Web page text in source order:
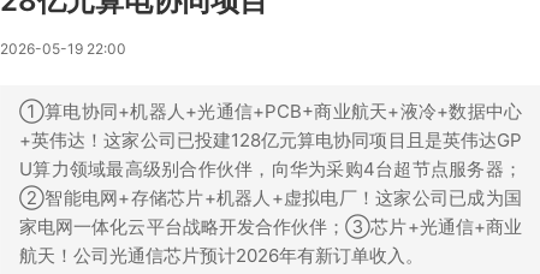
2026-05-19 22:00
①算电协同+机器人+光通信+PCB+商业航天+液冷+数据中心
+英伟达！这家公司已投建128亿元算电协同项目且是英伟达GP
U算力领域最高级别合作伙伴，向华为采购4台超节点服务器；
②智能电网+存储芯片+机器人+虚拟电厂！这家公司已成为国
家电网一体化云平台战略开发合作伙伴；③芯片+光通信+商业
航天！公司光通信芯片预计2026年有新订单收入。